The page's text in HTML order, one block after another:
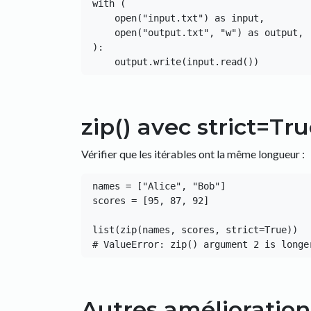
with (
):
zip() avec
Vérifier que les itérables ont la même longueur :
names = ["Alice", "Bob"]
scores = [95, 87, 92]
list(zip(names, scores, strict=True))